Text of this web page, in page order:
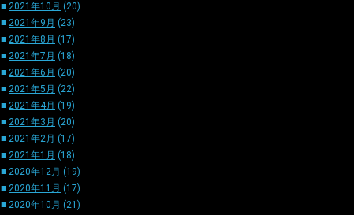
■ 2021年10月 (20)
■ 2021年9月 (23)
■ 2021年8月 (17)
■ 2021年7月 (18)
■ 2021年6月 (20)
■ 2021年5月 (22)
■ 2021年4月 (19)
■ 2021年3月 (20)
■ 2021年2月 (17)
■ 2021年1月 (18)
■ 2020年12月 (19)
■ 2020年11月 (17)
■ 2020年10月 (21)